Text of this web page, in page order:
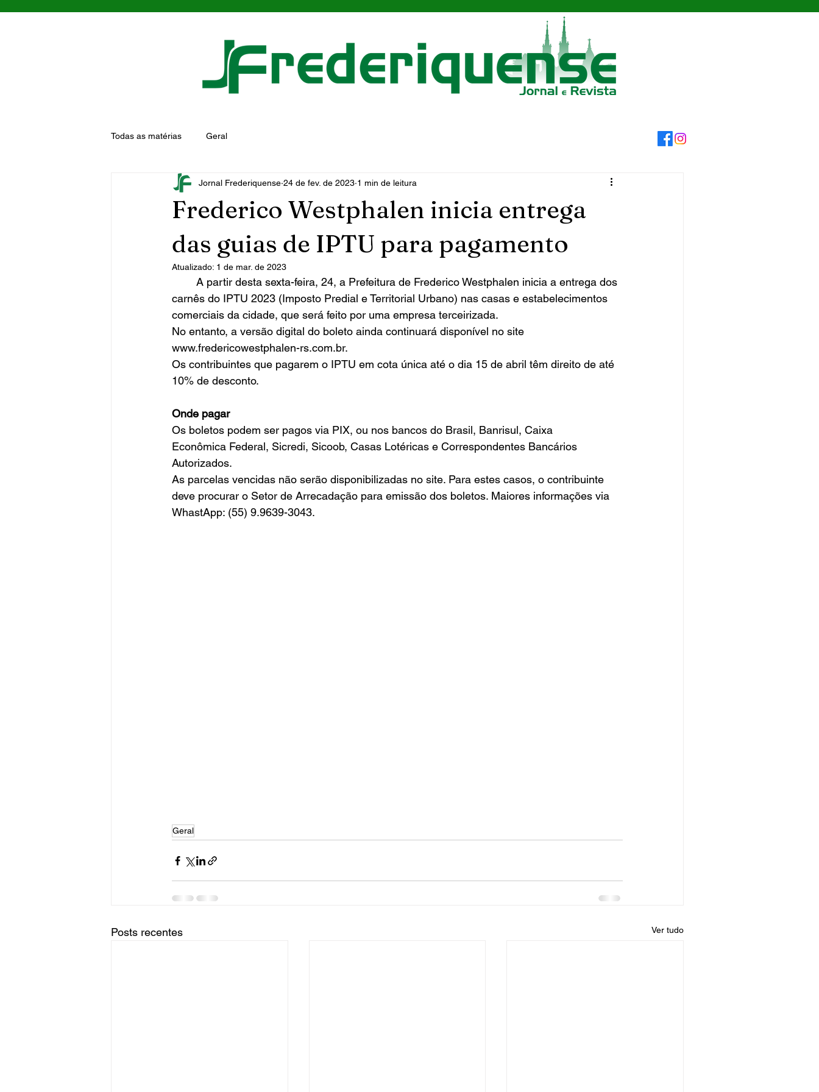
Todas as matérias Geral
Frederico Westphalen inicia entrega
das guias de IPTU para pagamento
Jornal Frederiquense 24 de fev. de 2023 1 min de leitura
Atualizado: 1 de mar. de 2023
carnês do IPTU 2023 (Imposto Predial e Territorial Urbano) nas casas e estabelecimentos
comerciais da cidade, que será feito por uma empresa terceirizada.
No entanto, a versão digital do boleto ainda continuará disponível no site
www.fredericowestphalen-rs.com.br.
Os contribuintes que pagarem o IPTU em cota única até o dia 15 de abril têm direito de até
10% de desconto.
Onde pagar
Os boletos podem ser pagos via PIX, ou nos bancos do Brasil, Banrisul, Caixa
Econômica Federal, Sicredi, Sicoob, Casas Lotéricas e Correspondentes Bancários
Autorizados.
As parcelas vencidas não serão disponibilizadas no site. Para estes casos, o contribuinte
deve procurar o Setor de Arrecadação para emissão dos boletos. Maiores informações via
WhastApp: (55) 9.9639-3043.
Geral
Posts recentes Ver tudo